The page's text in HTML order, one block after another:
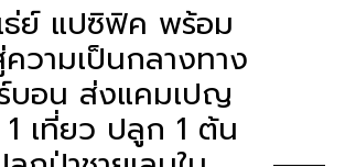
ธ่ย์ แปซิฟิค พร้อม
วามเป็นกลางทาง
บอน ส่งแคมเปญ
เที่ยว ปลูก 1 ต้น